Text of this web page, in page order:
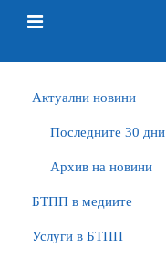
Актуални новини
Последните 30 дни
Архив на новини
БTПП в медиите
Услуги в БТПП